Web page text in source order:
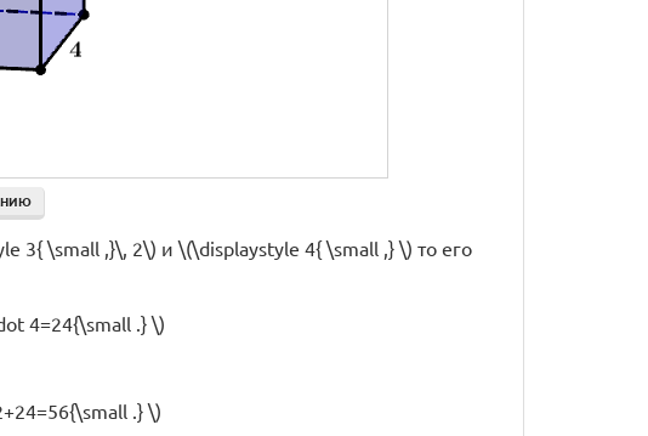
3{ \small ,}\, 2\) и \(\displaystyle 4{ \small ,} \) то его
4=24{\small .} \)
.} \)